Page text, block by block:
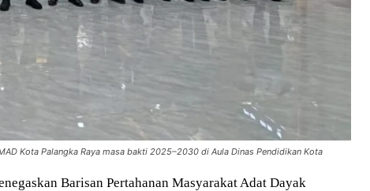
Kota Palangka Raya masa bakti 2025–2030 di Aula Dinas Pendidikan Kota
Barisan Pertahanan Masyarakat Adat Dayak